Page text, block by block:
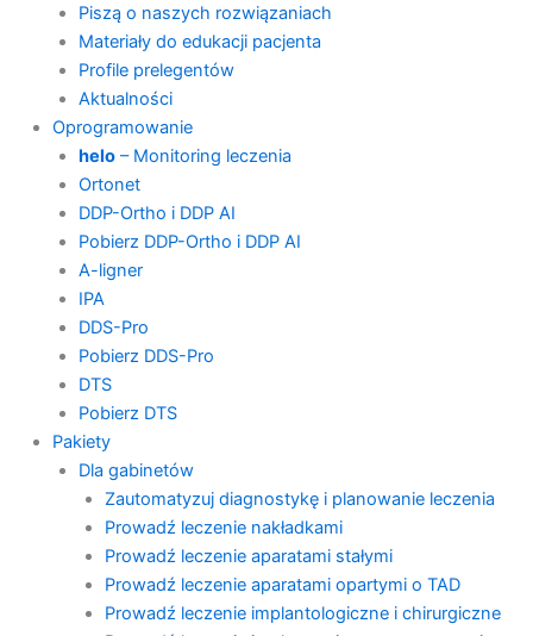
Piszą o naszych rozwiązaniach
Materiały do edukacji pacjenta
Profile prelegentów
Aktualności
Oprogramowanie
helo– Monitoring leczenia
Ortonet
DDP-Ortho i DDP AI
Pobierz DDP-Ortho i DDP AI
A-ligner
IPA
DDS-Pro
Pobierz DDS-Pro
DTS
Pobierz DTS
Pakiety
Dla gabinetów
Zautomatyzuj diagnostykę i planowanie leczenia
Prowadź leczenie nakładkami
Prowadź leczenie aparatami stałymi
Prowadź leczenie aparatami opartymi o TAD
Prowadź leczenie implantologiczne i chirurgiczne